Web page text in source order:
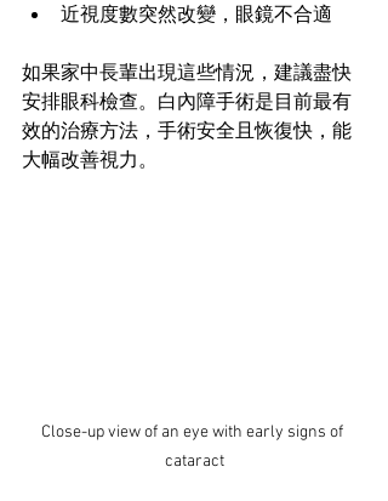
近視度數突然改變，眼鏡不合適
如果家中長輩出現這些情況，建議盡快
安排眼科檢查。白內障手術是目前最有
效的治療方法，手術安全且恢復快，能
大幅改善視力。
Close-up view of an eye with early signs of
cataract